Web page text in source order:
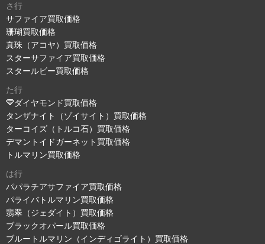
さ行
サファイア買取価格
珊瑚買取価格
真珠（アコヤ）買取価格
スターサファイア買取価格
スタールビー買取価格
た行
ダイヤモンド買取価格
タンザナイト（ゾイサイト）買取価格
ターコイズ（トルコ石）買取価格
デマントイドガーネット買取価格
トルマリン買取価格
は行
パパラチアサファイア買取価格
パライバトルマリン買取価格
翡翠（ジェダイト）買取価格
ブラックオパール買取価格
ブルートルマリン（インディゴライト）買取価格